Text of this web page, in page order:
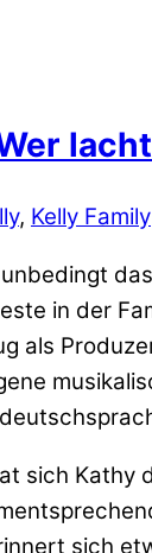
, Kelly Family
in der
als
sich Kathy
sich